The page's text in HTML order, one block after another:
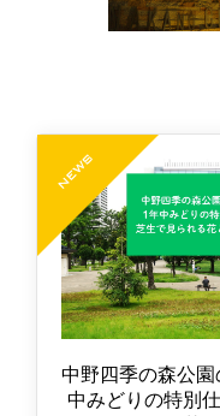
中野四季の森公
中みどりの特別